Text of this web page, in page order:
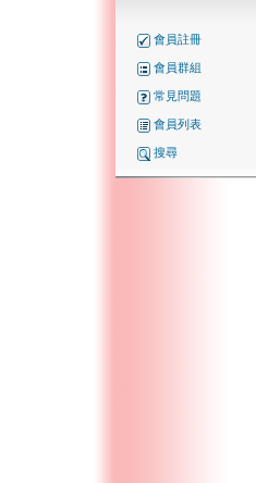
會員註冊
會員群組
常見問題
會員列表
搜尋